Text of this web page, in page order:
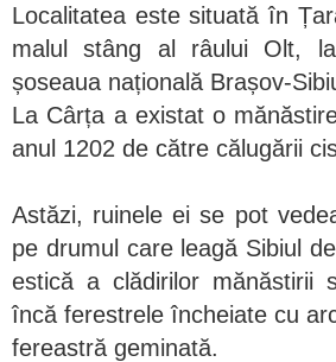
Localitatea este situată în
malul stâng al râului Olt,
șoseaua națională Brașov-
La Cârța a existat o
anul 1202 de către călugării
Astăzi, ruinele ei se pot
pe drumul care leagă Sibiul
estică a clădirilor mănăstirii
încă ferestrele încheiate cu
fereastră geminată.